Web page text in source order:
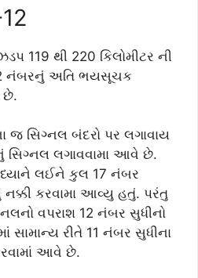
119 થી 220 કિલોમીટર ની
નંબરનું અતિ ભયસૂચક
છે.
જ સિગ્નલ બંદરો પર લગાવાય
લગાવવામા આવે છે.
ધ્યાને લઈને કુલ 17 નંબર
નક્કી કરવામા આવ્યુ હતું. પરંતુ
વપરાશ 12 નંબર સુધીનો
સામાન્ય રીતે 11 નંબર સુધીના
આવે છે.